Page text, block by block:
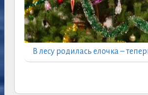
В лесу родилась елочка –